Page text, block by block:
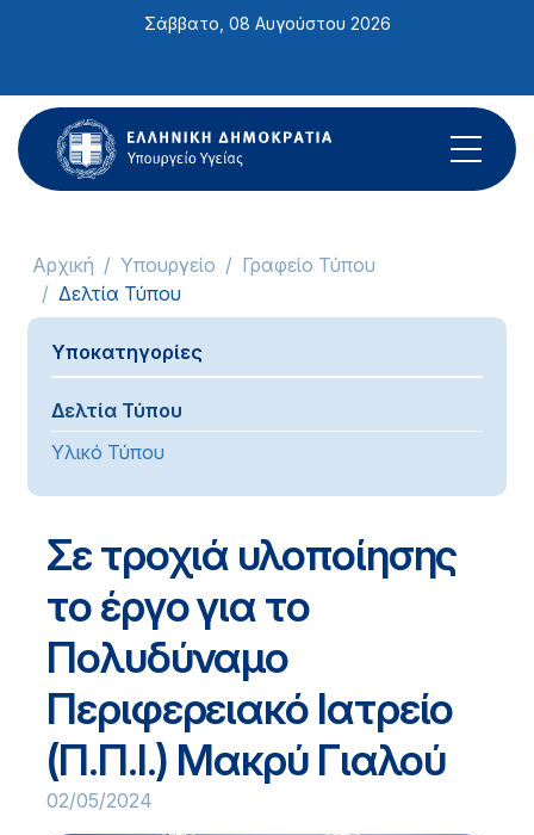
ιστότοπος
περιλαμβάνει
ένα
σύστημα
Σάββατο, 08 Αυγούστου 2026
Αρχική Υπουργείο
Γραφείο Τύπου
Δελτία Τύπου
Υποκατηγορίες
Δελτία Τύπου
Υλικό Τύπου
Σε τροχιά υλοποίησης
το έργο για το
Πολυδύναμο
Περιφερειακό Ιατρείο
(Π.Π.Ι.) Μακρύ Γιαλού
02/05/2024